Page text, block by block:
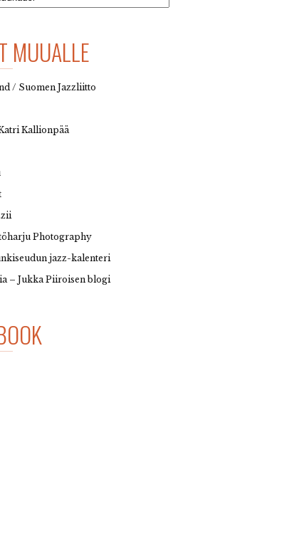
MUUALLE
/ Suomen Jazzliitto
Kallionpää
Photography
jazz-kalenteri
– Jukka Piiroisen blogi